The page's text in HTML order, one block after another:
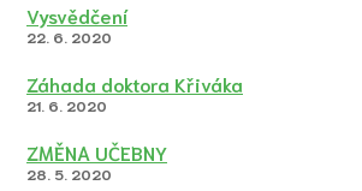
Vysvědčení
22. 6. 2020
Záhada doktora Křiváka
21. 6. 2020
ZMĚNA UČEBNY
28. 5. 2020